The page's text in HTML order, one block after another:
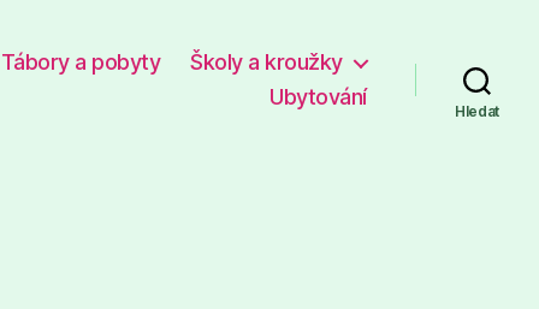
Tábory a pobyty
Školy a kroužky
Ubytování
Hledat